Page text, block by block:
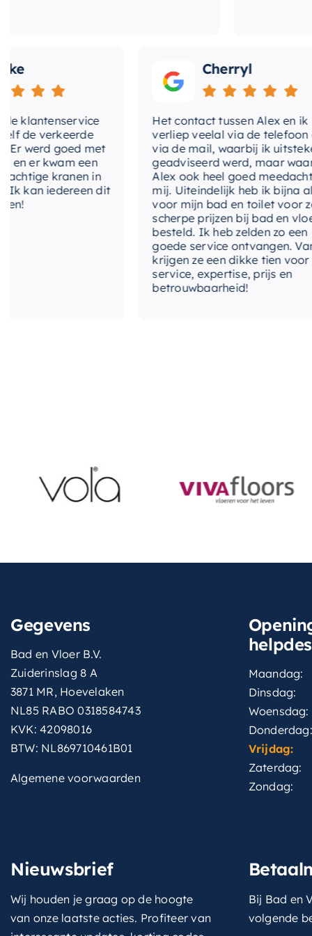
verkeerde
werd goed met
er kwam een
kranen in
iedereen dit
Cherryl
Het contact tussen Alex en ik
verliep veelal via de telefoon en
via de mail, waarbij ik uitstekend
geadviseerd werd, maar waarbij
Alex ook heel goed meedacht
mij. Uiteindelijk heb ik bijna alles
voor mijn bad en toilet voor zeer
scherpe prijzen bij bad en vloer
besteld. Ik heb zelden zo een
goede service ontvangen. Van
krijgen ze een dikke tien voor
service, expertise, prijs en
betrouwbaarheid!
Gegevens
Bad en Vloer B.V.
Zuiderinslag 8 A
3871 MR, Hoevelaken
NL85 RABO 0318584743
KVK: 42098016
BTW: NL869710461B01
Algemene voorwaarden
Maandag:
Dinsdag:
Woensdag:
Donderdag:
Vrijdag:
Zaterdag:
Zondag:
Nieuwsbrief
Wij houden je graag op de hoogte
van onze laatste acties. Profiteer van
Bij Bad en
volgende